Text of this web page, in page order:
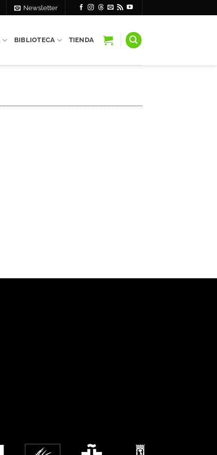
Newsletter
BIBLIOTECA TIENDA